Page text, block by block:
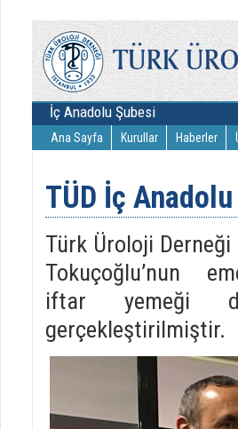
İç Anadolu Şubesi
Ana Sayfa Kurullar Haberler
TÜD İç
Türk Üroloji
Tokuçoğlu’nun
iftar yemeği
gerçekleştirilmiştir.